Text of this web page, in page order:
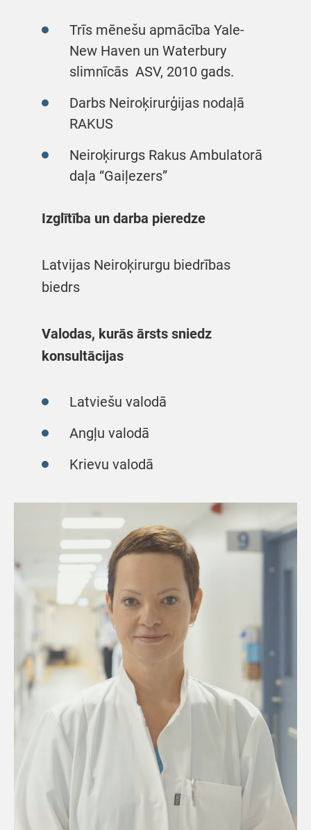
Trīs mēnešu apmācība Yale-
New Haven un Waterbury
slimnīcās ASV, 2010 gads.
Darbs Neiroķirurģijas nodaļā
RAKUS
Neiroķirurgs Rakus Ambulatorā
daļa “Gaiļezers”
Izglītība un darba pieredze
Latvijas Neiroķirurgu biedrības
biedrs
Valodas, kurās ārsts sniedz
konsultācijas
Latviešu valodā
Angļu valodā
Krievu valodā